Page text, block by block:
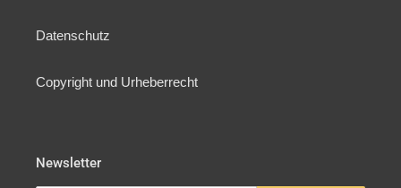
Datenschutz
Copyright und Urheberrecht
Newsletter